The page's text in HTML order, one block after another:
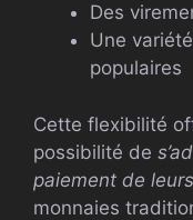
Des
Une
populaires
Cette flexibilité
possibilité de
paiement de
monnaies